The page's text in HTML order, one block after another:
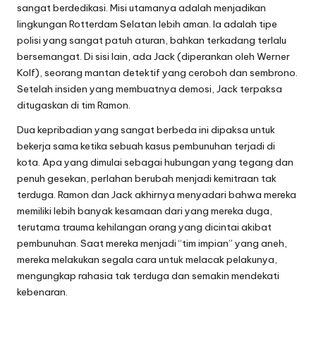
sangat berdedikasi. Misi utamanya adalah menjadikan
lingkungan Rotterdam Selatan lebih aman. Ia adalah tipe
polisi yang sangat patuh aturan, bahkan terkadang terlalu
bersemangat. Di sisi lain, ada Jack (diperankan oleh Werner
Kolf), seorang mantan detektif yang ceroboh dan sembrono.
Setelah insiden yang membuatnya demosi, Jack terpaksa
ditugaskan di tim Ramon.
Dua kepribadian yang sangat berbeda ini dipaksa untuk
bekerja sama ketika sebuah kasus pembunuhan terjadi di
kota. Apa yang dimulai sebagai hubungan yang tegang dan
penuh gesekan, perlahan berubah menjadi kemitraan tak
terduga. Ramon dan Jack akhirnya menyadari bahwa mereka
memiliki lebih banyak kesamaan dari yang mereka duga,
terutama trauma kehilangan orang yang dicintai akibat
pembunuhan. Saat mereka menjadi “tim impian” yang aneh,
mereka melakukan segala cara untuk melacak pelakunya,
mengungkap rahasia tak terduga dan semakin mendekati
kebenaran.